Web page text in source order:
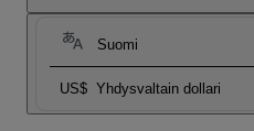
Suomi
US$ Yhdysvaltain dollari